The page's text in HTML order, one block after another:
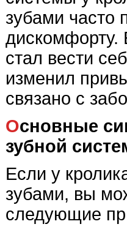
зубами часто
стал вести
изменил
связано с
Основные симптомы болезни
зубной
Если у
зубами, вы
следующие